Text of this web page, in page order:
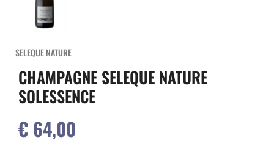
SELEQUE NATURE
CHAMPAGNE SELEQUE NATURE
SOLESSENCE
€ 64,00